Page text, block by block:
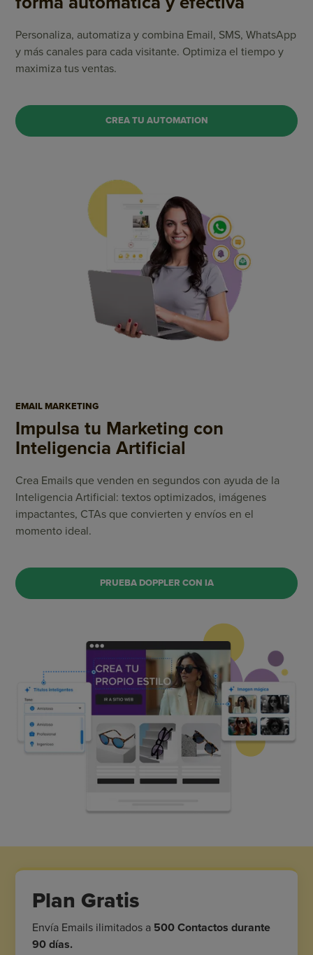
Personaliza, automatiza y combina Email, SMS, WhatsApp
y más canales para cada visitante. Optimiza el tiempo y
maximiza tus ventas.
CREA TU AUTOMATION
EMAIL MARKETING
Impulsa tu Marketing con
Inteligencia Artificial
Crea Emails que venden en segundos con ayuda de la
Inteligencia Artificial: textos optimizados, imágenes
impactantes, CTAs que convierten y envíos en el
momento ideal.
PRUEBA DOPPLER CON IA
Plan Gratis
Envía Emails ilimitados a 500 Contactos durante
90 días.